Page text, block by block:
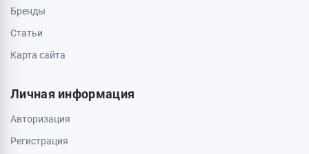
Бренды
Статьи
Карта сайта
Личная информация
Авторизация
Регистрация